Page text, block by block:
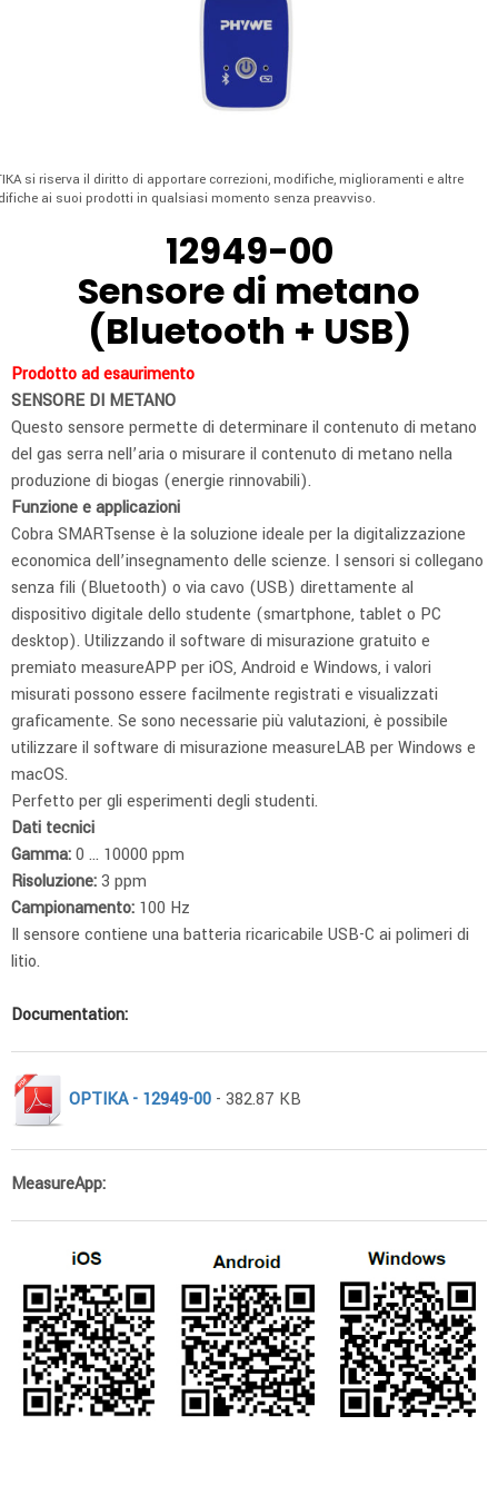
si riserva il diritto di apportare correzioni, modifiche, miglioramenti e altre
ai suoi prodotti in qualsiasi momento senza preavviso.
12949-00
Sensore di metano
(Bluetooth + USB)
Prodotto ad esaurimento
SENSORE DI METANO
Questo sensore permette di determinare il contenuto di metano
del gas serra nell’aria o misurare il contenuto di metano nella
produzione di biogas (energie rinnovabili).
Funzione e applicazioni
Cobra SMARTsense è la soluzione ideale per la digitalizzazione
economica dell’insegnamento delle scienze. I sensori si collegano
senza fili (Bluetooth) o via cavo (USB) direttamente al
dispositivo digitale dello studente (smartphone, tablet o PC
desktop). Utilizzando il software di misurazione gratuito e
premiato measureAPP per iOS, Android e Windows, i valori
misurati possono essere facilmente registrati e visualizzati
graficamente. Se sono necessarie più valutazioni, è possibile
utilizzare il software di misurazione measureLAB per Windows e
macOS.
Perfetto per gli esperimenti degli studenti.
Dati tecnici
Gamma:0 … 10000 ppm
Risoluzione:3 ppm
Campionamento: 100 Hz
Il sensore contiene una batteria ricaricabile USB-C ai polimeri di
litio.
Documentation:
OPTIKA - 12949-00 - 382.87 KB
MeasureApp: